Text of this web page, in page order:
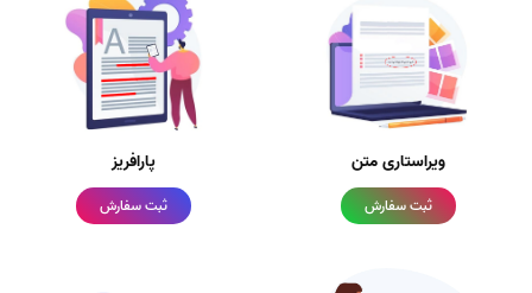
ویراستاری متن
ثبت سفارش
پارافریز
ثبت سفارش